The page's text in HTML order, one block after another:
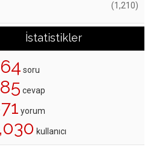
(1,210)
İstatistikler
soru
cevap
yorum
kullanıcı